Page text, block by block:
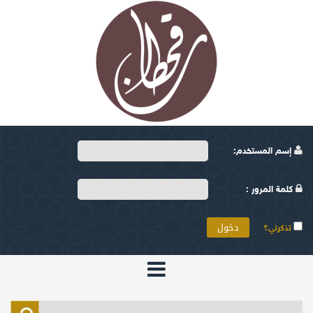
إسم المستخدم:
كلمة المرور :
تذكرني؟